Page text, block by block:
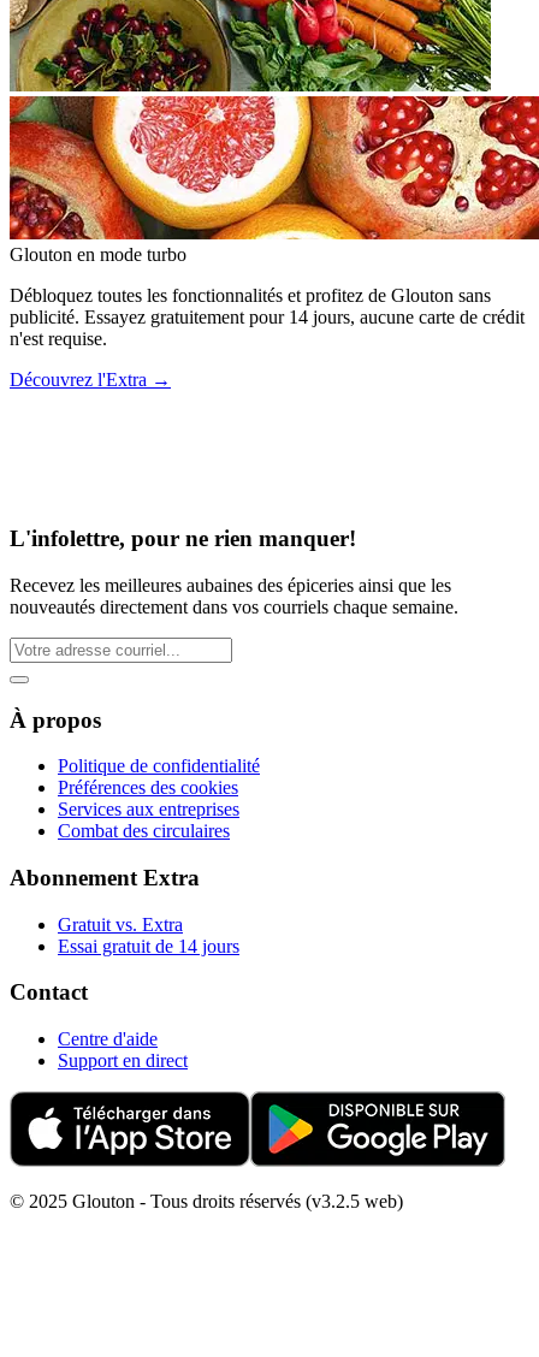
Glouton en mode turbo
Débloquez toutes les fonctionnalités et profitez de Glouton sans
publicité. Essayez gratuitement pour 14 jours, aucune carte de crédit
n'est requise.
Découvrez l'Extra →
L'infolettre, pour ne rien manquer!
Recevez les meilleures aubaines des épiceries ainsi que les
nouveautés directement dans vos courriels chaque semaine.
À propos
Politique de confidentialité
Préférences des cookies
Services aux entreprises
Combat des circulaires
Abonnement Extra
Gratuit vs. Extra
Essai gratuit de 14 jours
Contact
Centre d'aide
Support en direct
© 2025 Glouton - Tous droits réservés (v3.2.5 web)